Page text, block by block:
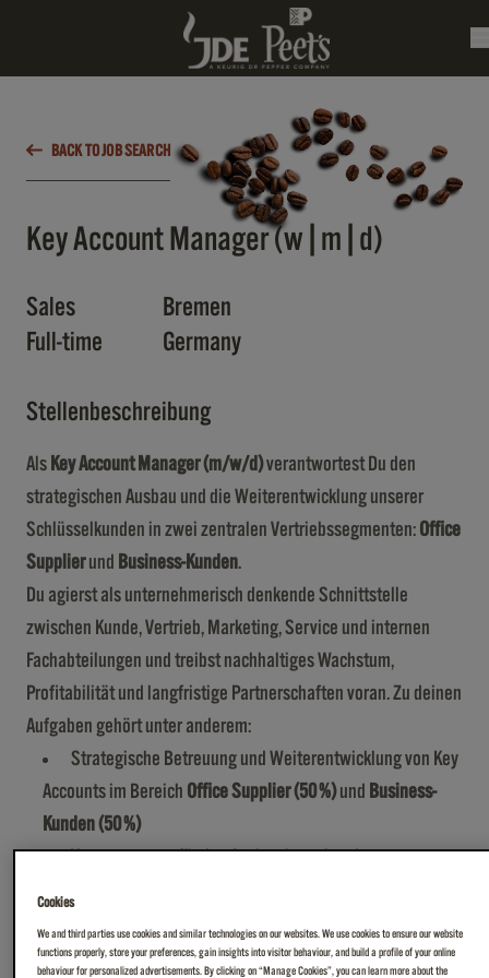
BACK TO JOB SEARCH
Key Account Manager (w|m|d)
Sales
Bremen
Full-time
Germany
Stellenbeschreibung
Als Key Account Manager (m/w/d)verantwortest Du den
strategischen Ausbau und die Weiterentwicklung unserer
Schlüsselkunden in zwei zentralen Vertriebssegmenten: Office
Supplierund Business-Kunden.
Du agierst als unternehmerisch denkende Schnittstelle
zwischen Kunde, Vertrieb, Marketing, Service und internen
Fachabteilungen und treibst nachhaltiges Wachstum,
Profitabilität und langfristige Partnerschaften voran. Zu deinen
Aufgaben gehört unter anderem:
Strategische Betreuung und Weiterentwicklung von Key
Accounts im Bereich Office Supplier (50 %)und Business-
Kunden (50 %)
Verantwortung für den Ausbau bestehender
Führung vonPreis-, Vertrags- und
Cookies
We and third parties use cookies and similar technologies on our websites. We use cookies to ensure our website
functions properly, store your preferences, gain insights into visitor behaviour, and build a profile of your online
behaviour for personalized advertisements. By clicking on “Manage Cookies”, you can learn more about the